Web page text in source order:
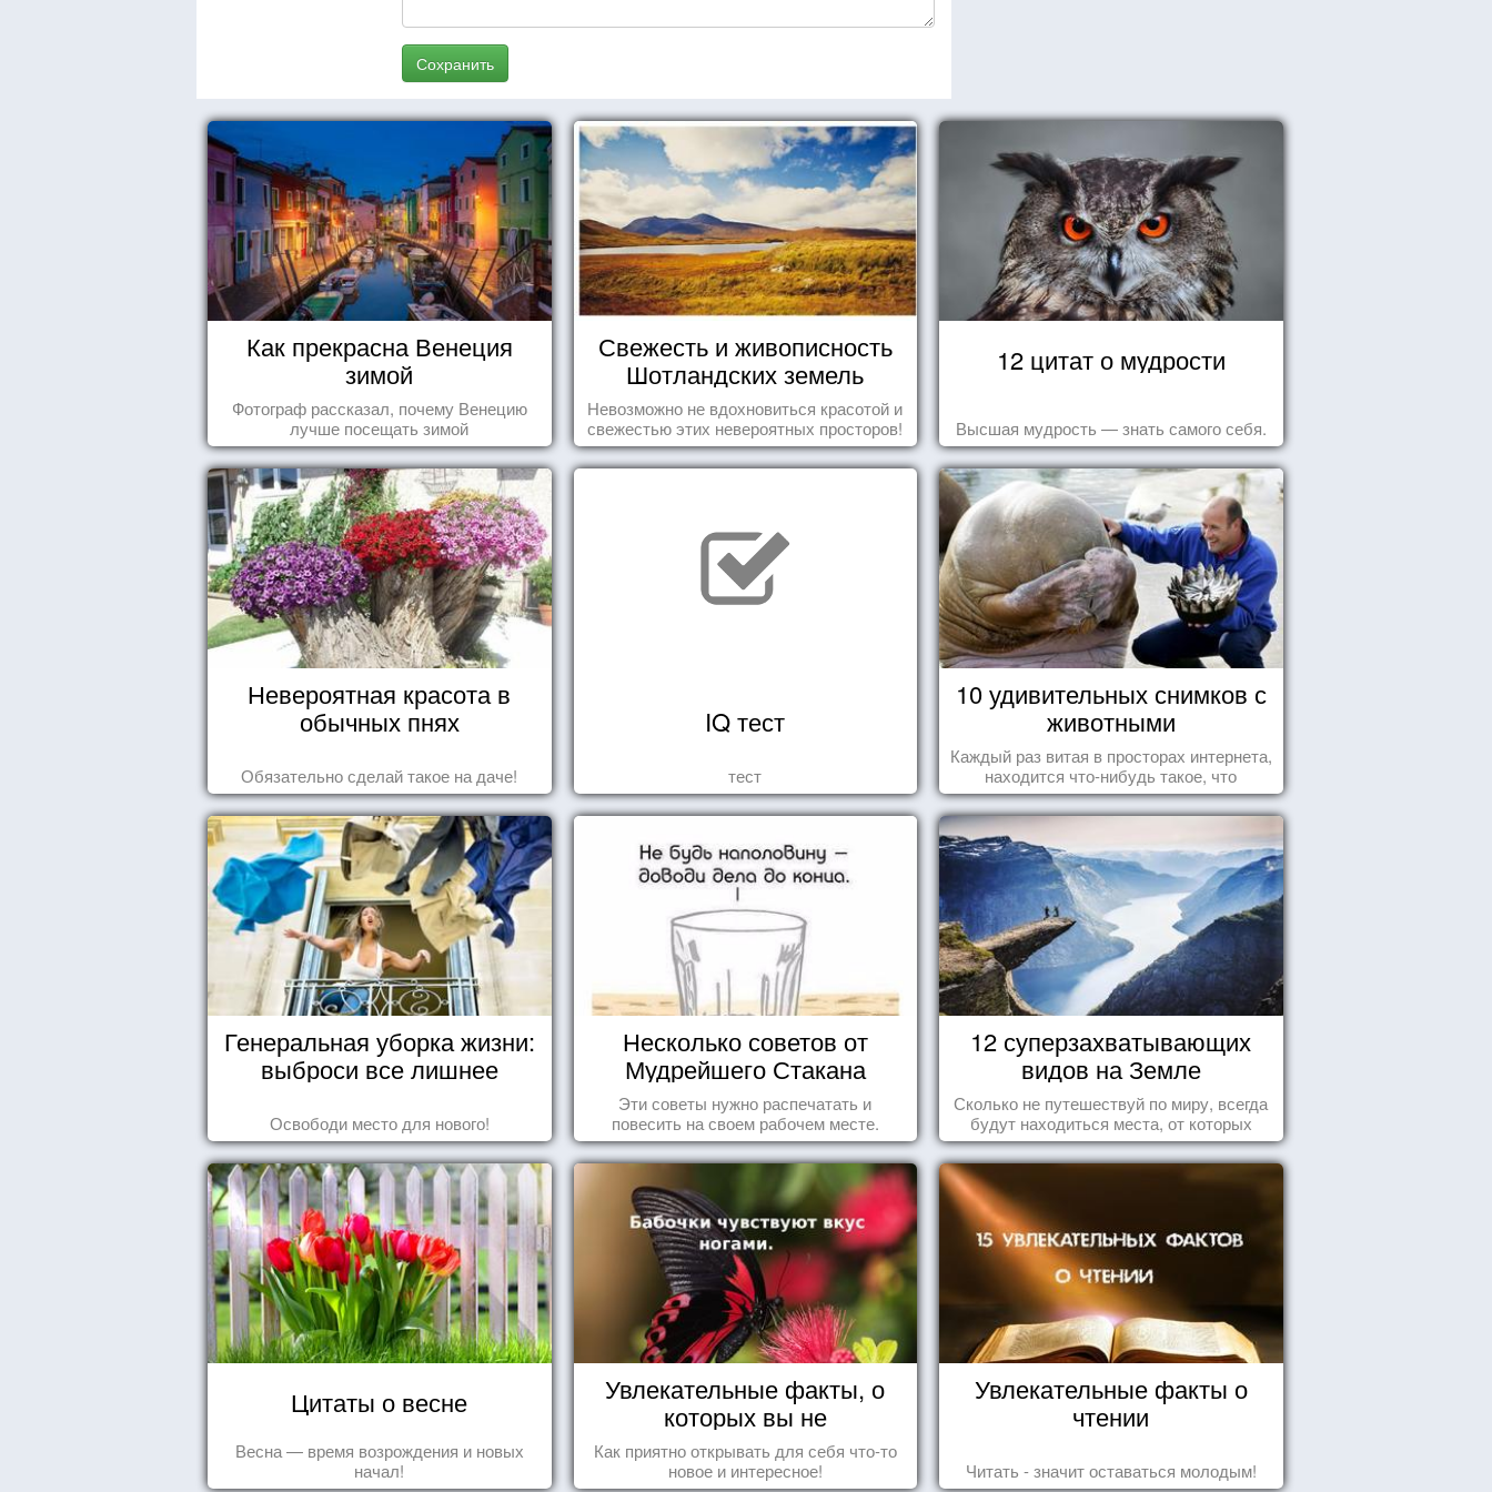
Сохранить
Как прекрасна Венеция
зимой
Фотограф рассказал, почему Венецию
лучше посещать зимой
Свежесть и живописность
Шотландских земель
Невозможно не вдохновиться красотой и
свежестью этих невероятных просторов!
12 цитат о мудрости
Высшая мудрость — знать самого себя.
Невероятная красота в
обычных пнях
Обязательно сделай такое на даче!
IQ тест
тест
10 удивительных снимков с
животными
Каждый раз витая в просторах интернета,
находится что-нибудь такое, что
заставляет улыбнуться, удивиться,
восхититься...
Генеральная уборка жизни:
выброси все лишнее
Освободи место для нового!
Несколько советов от
Мудрейшего Стакана
Эти советы нужно распечатать и
повесить на своем рабочем месте.
12 суперзахватывающих
видов на Земле
Сколько не путешествуй по миру, всегда
будут находиться места, от которых
перехватывает дух и кружится голова...
Цитаты о весне
Весна — время возрождения и новых
начал!
Увлекательные факты, о
которых вы не
догадывались!
Как приятно открывать для себя что-то
новое и интересное!
Увлекательные факты о
чтении
Читать - значит оставаться молодым!